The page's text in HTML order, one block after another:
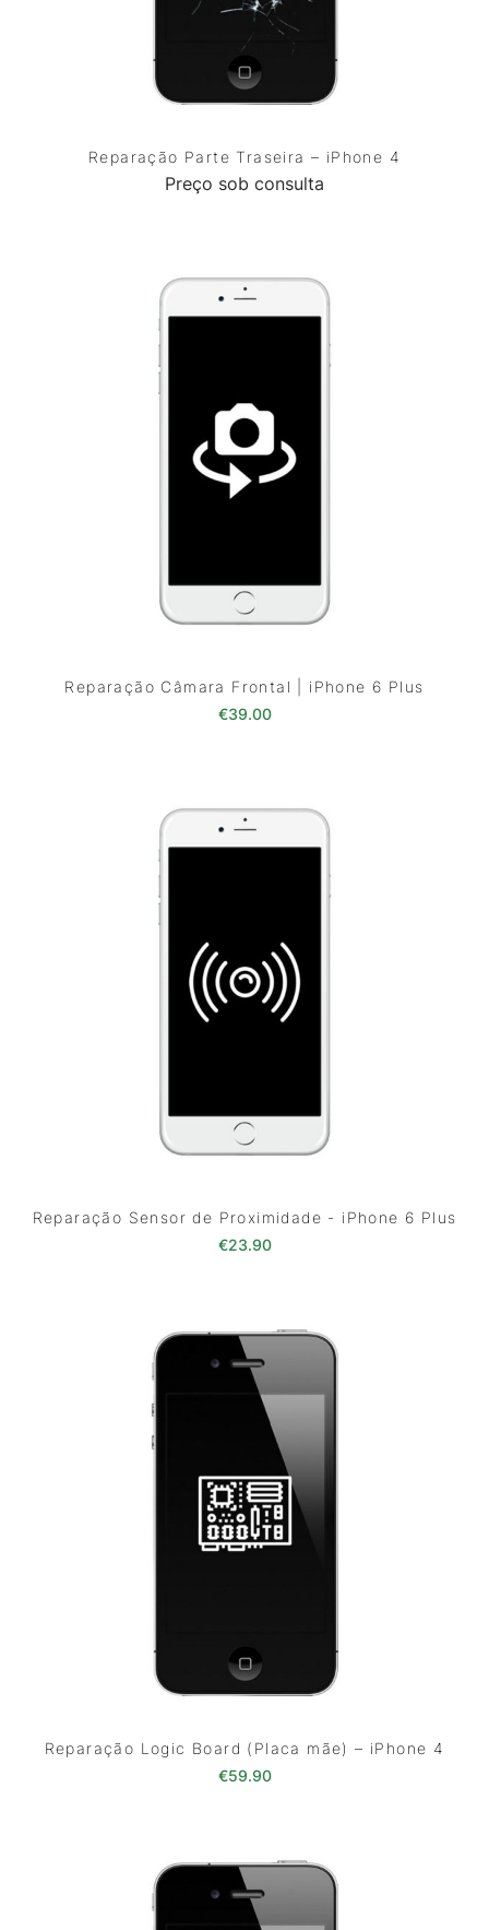
Reparação Parte Traseira – iPhone 4
Preço sob consulta
Reparação Câmara Frontal | iPhone 6 Plus
€39.00
Reparação Sensor de Proximidade - iPhone 6 Plus
€23.90
Reparação Logic Board (Placa mãe) – iPhone 4
€59.90